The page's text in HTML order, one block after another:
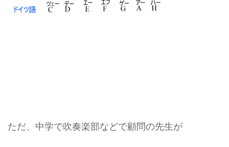
ただ、中学で吹奏楽部などで顧問の先生が